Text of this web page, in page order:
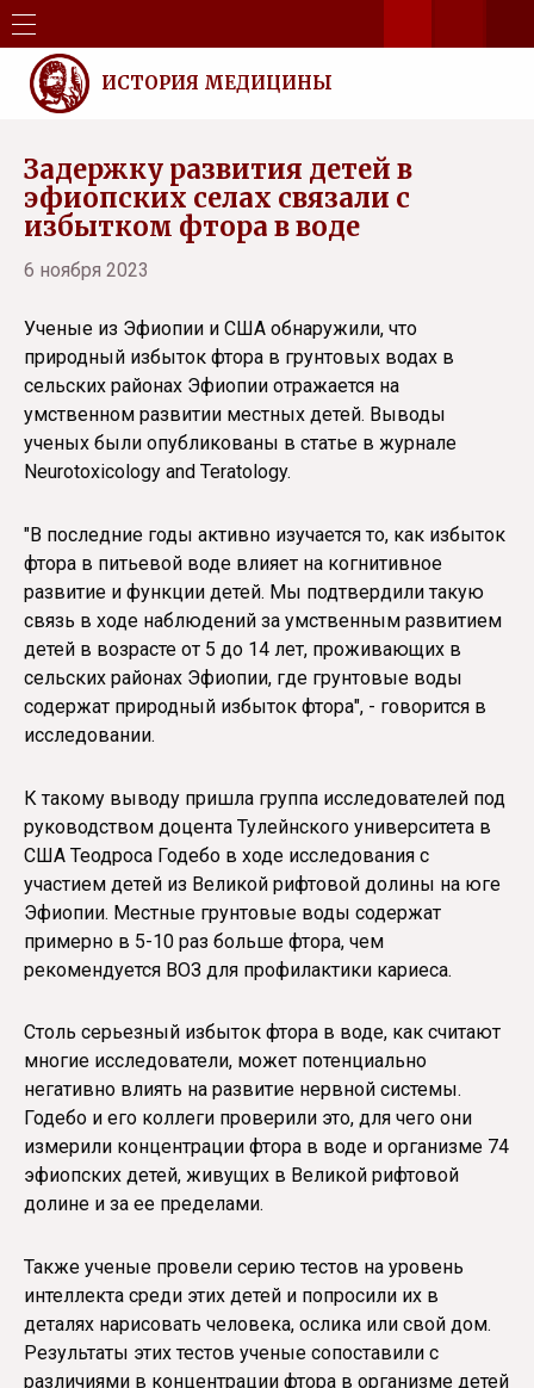
ИСТОРИЯ МЕДИЦИНЫ
Задержку развития детей в
эфиопских селах связали с
избытком фтора в воде
6 ноября 2023
Ученые из Эфиопии и США обнаружили, что
природный избыток фтора в грунтовых водах в
сельских районах Эфиопии отражается на
умственном развитии местных детей. Выводы
ученых были опубликованы в статье в журнале
Neurotoxicology and Teratology.
"В последние годы активно изучается то, как избыток
фтора в питьевой воде влияет на когнитивное
развитие и функции детей. Мы подтвердили такую
связь в ходе наблюдений за умственным развитием
детей в возрасте от 5 до 14 лет, проживающих в
сельских районах Эфиопии, где грунтовые воды
содержат природный избыток фтора", - говорится в
исследовании.
К такому выводу пришла группа исследователей под
руководством доцента Тулейнского университета в
США Теодроса Годебо в ходе исследования с
участием детей из Великой рифтовой долины на юге
Эфиопии. Местные грунтовые воды содержат
примерно в 5-10 раз больше фтора, чем
рекомендуется ВОЗ для профилактики кариеса.
Столь серьезный избыток фтора в воде, как считают
многие исследователи, может потенциально
негативно влиять на развитие нервной системы.
Годебо и его коллеги проверили это, для чего они
измерили концентрации фтора в воде и организме 74
эфиопских детей, живущих в Великой рифтовой
долине и за ее пределами.
Также ученые провели серию тестов на уровень
интеллекта среди этих детей и попросили их в
деталях нарисовать человека, ослика или свой дом.
Результаты этих тестов ученые сопоставили с
различиями в концентрации фтора в организме детей